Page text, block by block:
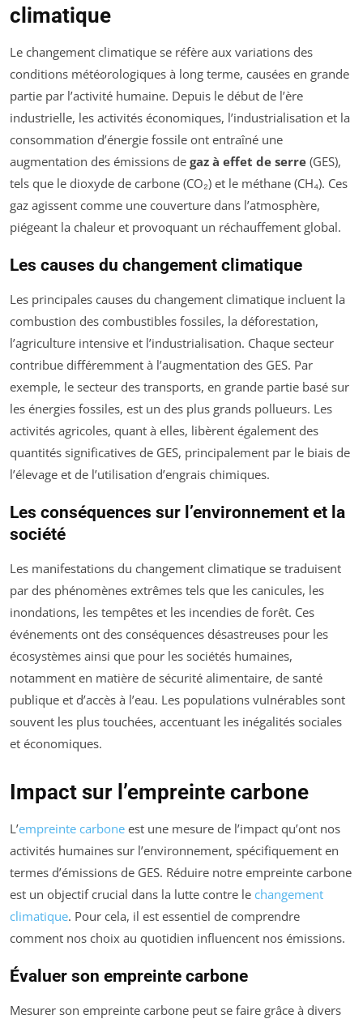
climatique
Le changement climatique se réfère aux variations des
conditions météorologiques à long terme, causées en grande
partie par l’activité humaine. Depuis le début de l’ère
industrielle, les activités économiques, l’industrialisation et la
consommation d’énergie fossile ont entraîné une
augmentation des émissions de gaz à effet de serre (GES),
tels que le dioxyde de carbone (CO₂) et le méthane (CH₄). Ces
gaz agissent comme une couverture dans l’atmosphère,
piégeant la chaleur et provoquant un réchauffement global.
Les causes du changement climatique
Les principales causes du changement climatique incluent la
combustion des combustibles fossiles, la déforestation,
l’agriculture intensive et l’industrialisation. Chaque secteur
contribue différemment à l’augmentation des GES. Par
exemple, le secteur des transports, en grande partie basé sur
les énergies fossiles, est un des plus grands pollueurs. Les
activités agricoles, quant à elles, libèrent également des
quantités significatives de GES, principalement par le biais de
l’élevage et de l’utilisation d’engrais chimiques.
Les conséquences sur l’environnement et la
société
Les manifestations du changement climatique se traduisent
par des phénomènes extrêmes tels que les canicules, les
inondations, les tempêtes et les incendies de forêt. Ces
événements ont des conséquences désastreuses pour les
écosystèmes ainsi que pour les sociétés humaines,
notamment en matière de sécurité alimentaire, de santé
publique et d’accès à l’eau. Les populations vulnérables sont
souvent les plus touchées, accentuant les inégalités sociales
et économiques.
Impact sur l’empreinte carbone
L’empreinte carbone est une mesure de l’impact qu’ont nos
activités humaines sur l’environnement, spécifiquement en
termes d’émissions de GES. Réduire notre empreinte carbone
est un objectif crucial dans la lutte contre le changement
climatique. Pour cela, il est essentiel de comprendre
comment nos choix au quotidien influencent nos émissions.
Évaluer son empreinte carbone
Mesurer son empreinte carbone peut se faire grâce à divers